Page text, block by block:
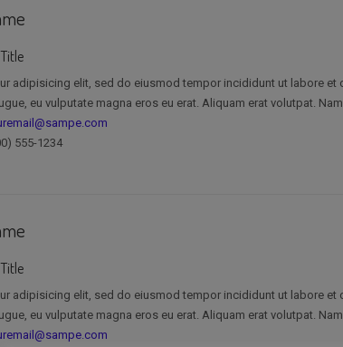
adipisicing elit, sed do eiusmod tempor incididunt ut labore
eu vulputate magna eros eu erat. Aliquam erat volutpat.
555-1234
adipisicing elit, sed do eiusmod tempor incididunt ut labore
eu vulputate magna eros eu erat. Aliquam erat volutpat.